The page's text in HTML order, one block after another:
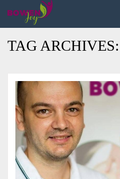
Home / Blog Archives
TAG ARCHIVES: